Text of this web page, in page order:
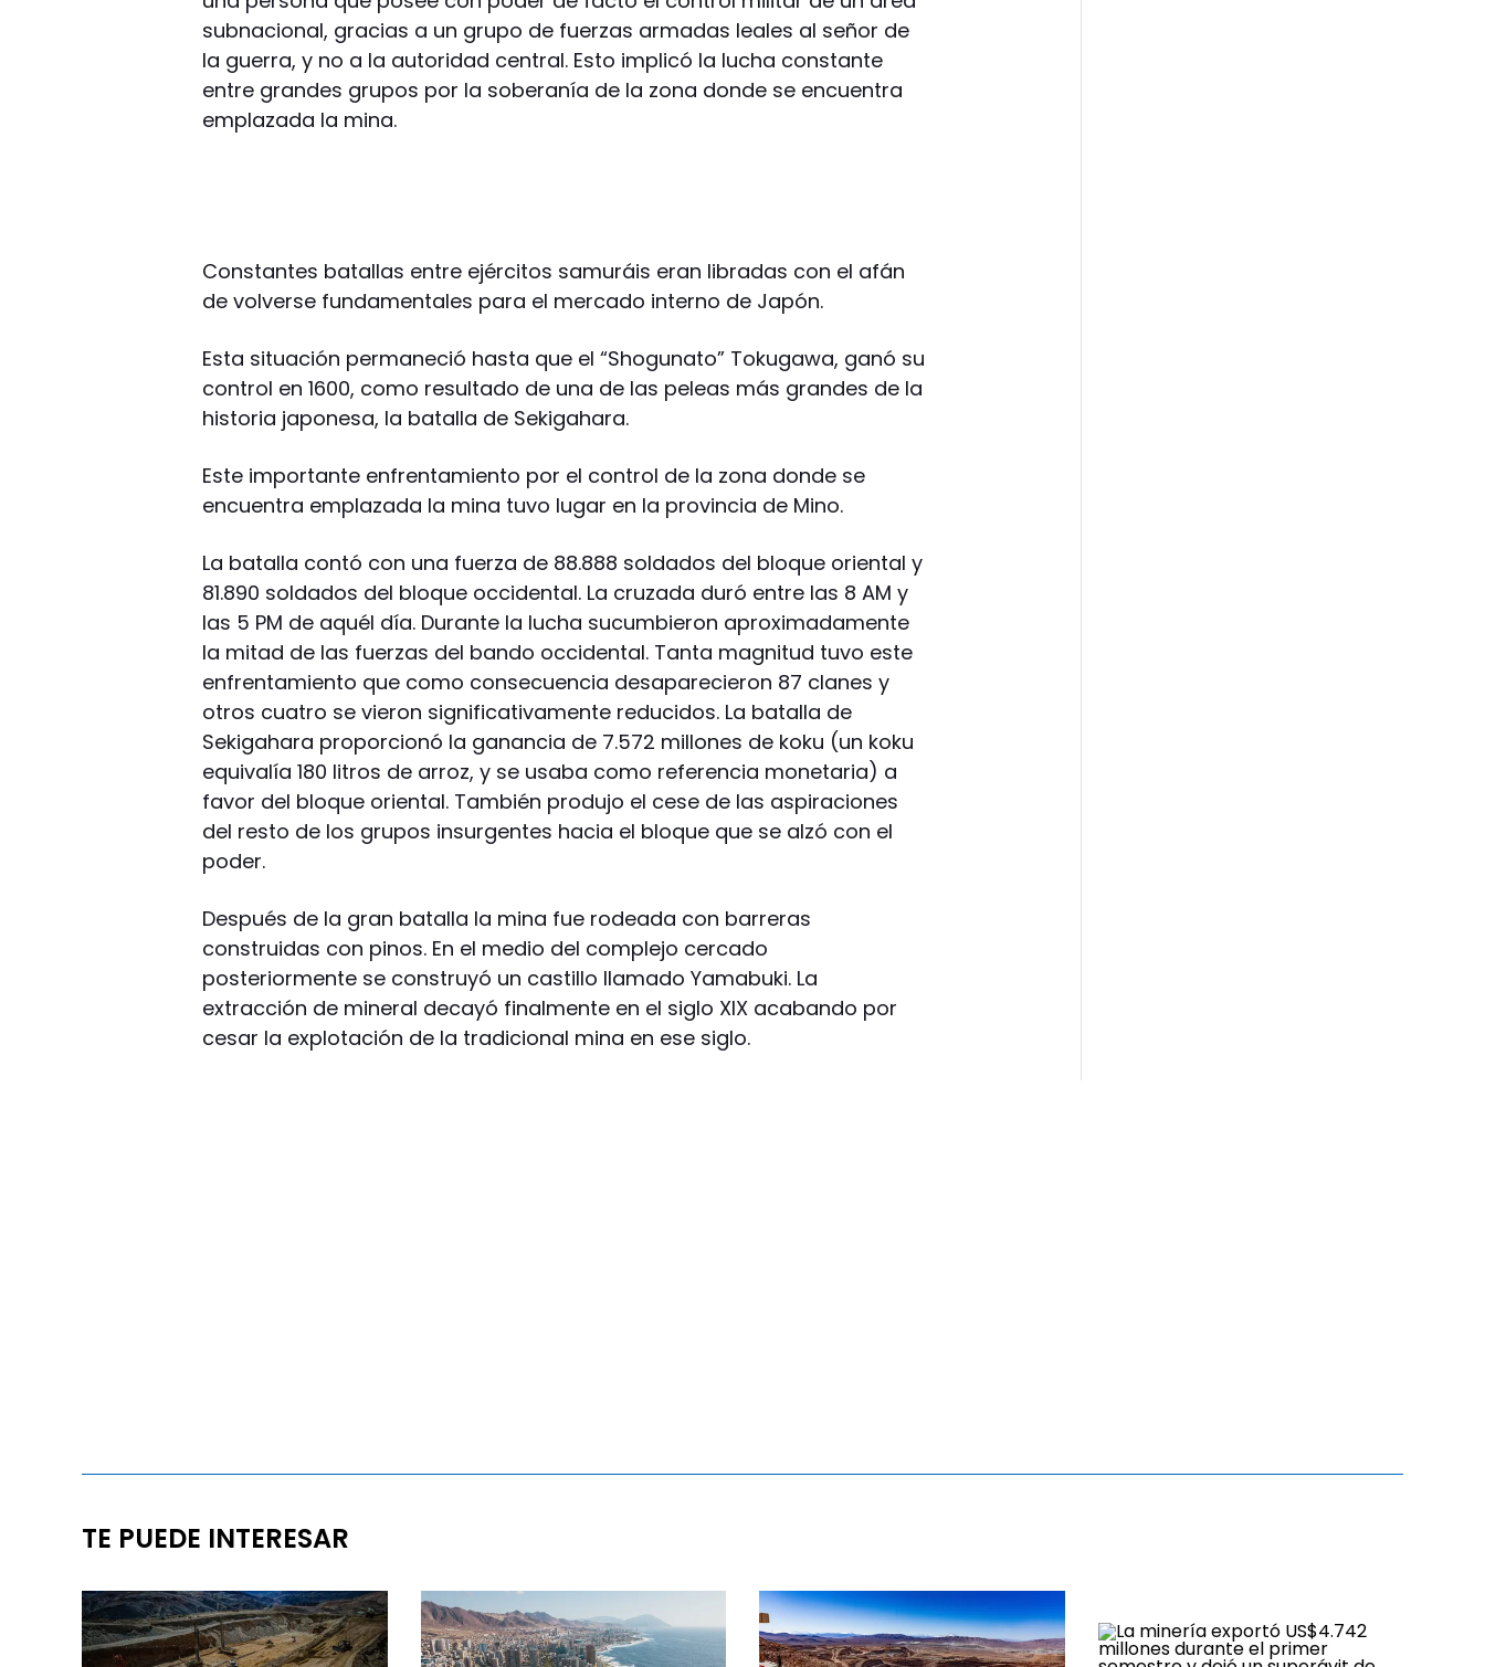
subnacional, gracias a un grupo de fuerzas armadas leales al señor de
la guerra, y no a la autoridad central. Esto implicó la lucha constante
entre grandes grupos por la soberanía de la zona donde se encuentra
emplazada la mina.
Constantes batallas entre ejércitos samuráis eran libradas con el afán
de volverse fundamentales para el mercado interno de Japón.
Esta situación permaneció hasta que el “Shogunato” Tokugawa, ganó su
control en 1600, como resultado de una de las peleas más grandes de la
historia japonesa, la batalla de Sekigahara.
Este importante enfrentamiento por el control de la zona donde se
encuentra emplazada la mina tuvo lugar en la provincia de Mino.
La batalla contó con una fuerza de 88.888 soldados del bloque oriental y
81.890 soldados del bloque occidental. La cruzada duró entre las 8 AM y
las 5 PM de aquél día. Durante la lucha sucumbieron aproximadamente
la mitad de las fuerzas del bando occidental. Tanta magnitud tuvo este
enfrentamiento que como consecuencia desaparecieron 87 clanes y
otros cuatro se vieron significativamente reducidos. La batalla de
Sekigahara proporcionó la ganancia de 7.572 millones de koku (un koku
equivalía 180 litros de arroz, y se usaba como referencia monetaria) a
favor del bloque oriental. También produjo el cese de las aspiraciones
del resto de los grupos insurgentes hacia el bloque que se alzó con el
poder.
Después de la gran batalla la mina fue rodeada con barreras
construidas con pinos. En el medio del complejo cercado
posteriormente se construyó un castillo llamado Yamabuki. La
extracción de mineral decayó finalmente en el siglo XIX acabando por
cesar la explotación de la tradicional mina en ese siglo.
TE PUEDE INTERESAR